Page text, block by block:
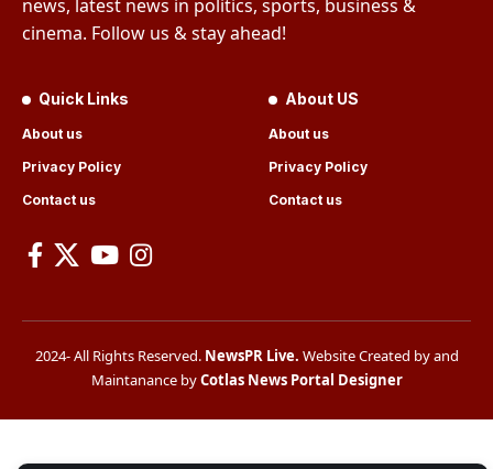
news, latest news in politics, sports, business &
cinema. Follow us & stay ahead!
Quick Links
About us
Privacy Policy
Contact us
About US
About us
Privacy Policy
Contact us
2024- All Rights Reserved. NewsPR Live. Website Created by and
Maintanance byCotlas News Portal Designer